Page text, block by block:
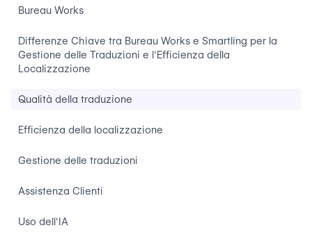
Bureau Works
Differenze Chiave tra Bureau Works e Smartling per la
Gestione delle Traduzioni e l'Efficienza della
Localizzazione
Qualità della traduzione
Efficienza della localizzazione
Gestione delle traduzioni
Assistenza Clienti
Uso dell'IA